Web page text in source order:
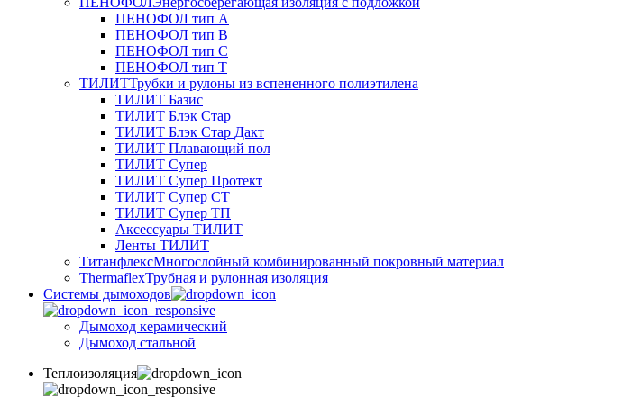
ПЕНОФОЛ тип А
ПЕНОФОЛ тип B
ПЕНОФОЛ тип C
ПЕНОФОЛ тип T
ТИЛИТТрубки и рулоны из вспененного полиэтилена
ТИЛИТ Базис
ТИЛИТ Блэк Стар
ТИЛИТ Блэк Стар Дакт
ТИЛИТ Плавающий пол
ТИЛИТ Супер
ТИЛИТ Супер Протект
ТИЛИТ Супер СТ
ТИЛИТ Супер ТП
Аксессуары ТИЛИТ
Ленты ТИЛИТ
ТитанфлексМногослойный комбинированный покровный материал
ThermaflexТрубная и рулонная изоляция
Cистемы дымоходов
Дымоход керамический
Дымоход стальной
Теплоизоляция